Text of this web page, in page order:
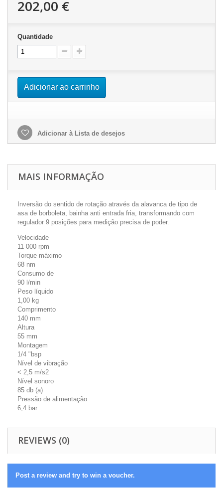
202,00 €
Quantidade
Adicionar ao carrinho
Adicionar à Lista de desejos
MAIS INFORMAÇÃO
Inversão do sentido de rotação através da alavanca de tipo de
asa de borboleta, bainha anti entrada fria, transformando com
regulador 9 posições para medição precisa de poder.
Velocidade
11 000 rpm
Torque máximo
68 nm
Consumo de
90 l/min
Peso líquido
1,00 kg
Comprimento
140 mm
Altura
55 mm
Montagem
1/4 "bsp
Nível de vibração
< 2,5 m/s2
Nível sonoro
85 db (a)
Pressão de alimentação
6,4 bar
REVIEWS (0)
Post a review and try to win a voucher.